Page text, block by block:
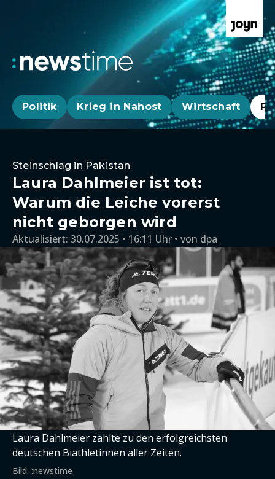
Politik Krieg in Nahost Wirtschaft
Steinschlag in Pakistan
Laura Dahlmeier ist tot:
Warum die Leiche vorerst
nicht geborgen wird
Aktualisiert: 30.07.2025 • 16:11 Uhr von dpa
Laura Dahlmeier zählte zu den erfolgreichsten
deutschen Biathletinnen aller Zeiten.
Bild: :newstime